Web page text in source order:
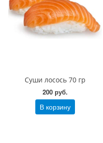
Суши лосось 70 гр
200 руб.
В корзину